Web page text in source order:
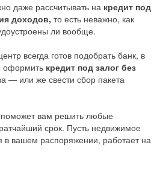
даже рассчитывать на кредит под
доходов, то есть неважно, как
ли вообще.
всегда готов подобрать банк, в
оформить кредит под залог без
— или же свести сбор пакета
вам решить любые
срок. Пусть недвижимое
вашем распоряжении, работает на